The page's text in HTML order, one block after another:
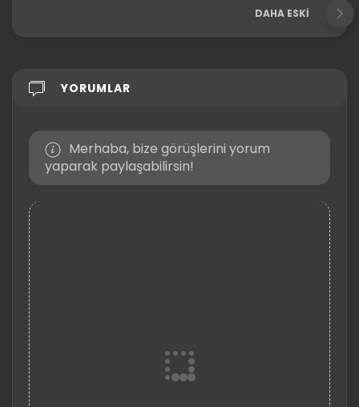
DAHA ESKI
YORUMLAR
Merhaba, bize görüşlerini yorum
yaparak paylaşabilirsin!